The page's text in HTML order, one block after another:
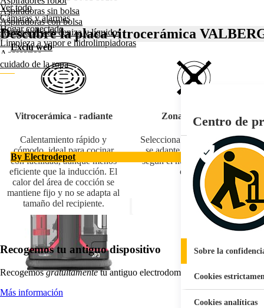
Aspiradoras sin bolsa
Aspiradoras con bolsa
Aspiradores de ceniza y líquidos
Limpieza a vapor e hidrolimpiadoras
Accesorios
cuidado de la ropa
Atrás
CUIDADO DE LA ROPA
Planchas verticales
Máquinas de coser
By Electrodepot
Ver todo
Cámaras y alarmas
Hogar conectado
Exclu web
Impresora
Descubre la placa vitrocerámica
Vitrocerámica - radiante
Calentamiento rápido y
cómodo, ideal para cocinar
con facilidad, aunque menos
eficiente que la inducción. El
calor del área de cocción se
mantiene fijo y no se adapta al
tamaño del recipiente.
Zonas de cocción
Selecciona la placa que mejor
se adapte a tus necesidades
según el número de zonas de
cocción.
Recogemos tu antiguo dispositivo
Recogemosgratuitamentetu antiguo electrodoméstico.
Más información
Centro de
Sobre la
Cookies
Cookies analíticas